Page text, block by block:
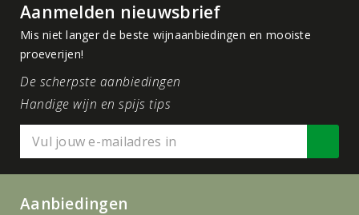
Aanmelden nieuwsbrief
Mis niet langer de beste wijnaanbiedingen en mooiste
proeverijen!
De scherpste aanbiedingen
Handige wijn en spijs tips
Aanbiedingen